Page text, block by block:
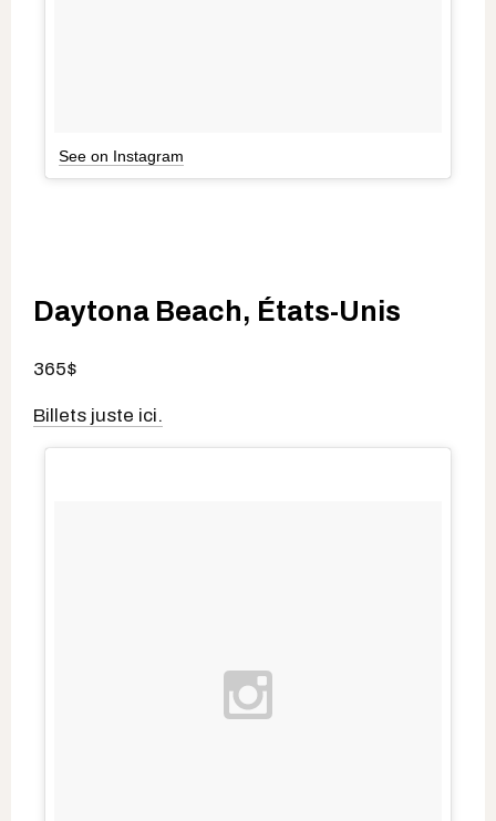
See on Instagram
Daytona Beach, États-Unis
365$
Billets juste ici.